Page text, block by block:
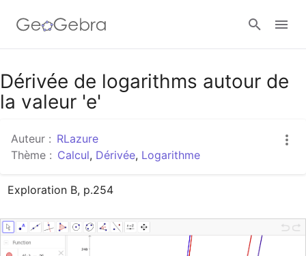
Google Classroom
Dérivée de logarithms autour de
la valeur 'e'
Auteur : RLazure
Thème : Calcul, Dérivée, Logarithme
Exploration B, p.254